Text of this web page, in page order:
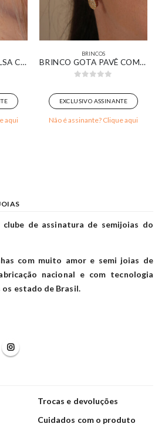
BRINCO DESIGN BOLSA CRAVEJADA BANHADO EM OURO BRANCO
aqui
BRINCOS
BRINCO GOTA PAVÊ COMPRIDA BANHADO EM OURO 18K
EXCLUSIVO ASSINANTE
Não é assinante? Clique aqui
de assinatura de semijoias do
com muito amor e semi joias de
nacional e com tecnologia
estado de Brasil.
Trocas e devoluções
Cuidados com o produto